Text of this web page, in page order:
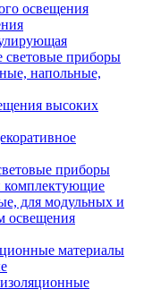
освещения
приборы
напольные,
высоких
приборы
комплектующие
для модульных и
освещения
материалы